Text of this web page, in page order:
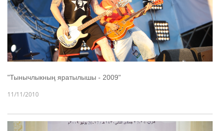
"Тынычлыкның яратылышы - 2009"
11/11/2010